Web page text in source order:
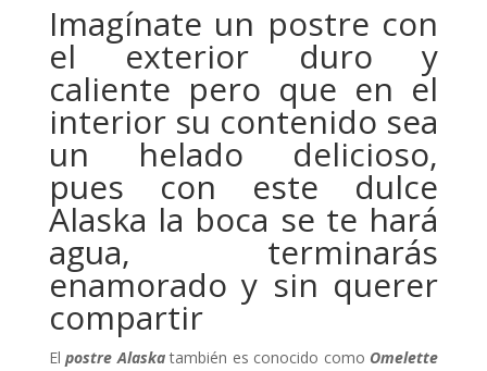
Imagínate un postre con
el exterior duro y
caliente pero que en el
interior su contenido sea
un helado delicioso,
pues con este dulce
Alaska la boca se te hará
agua, terminarás
enamorado y sin querer
compartir
Elpostre Alaskatambién es conocido como Omelette